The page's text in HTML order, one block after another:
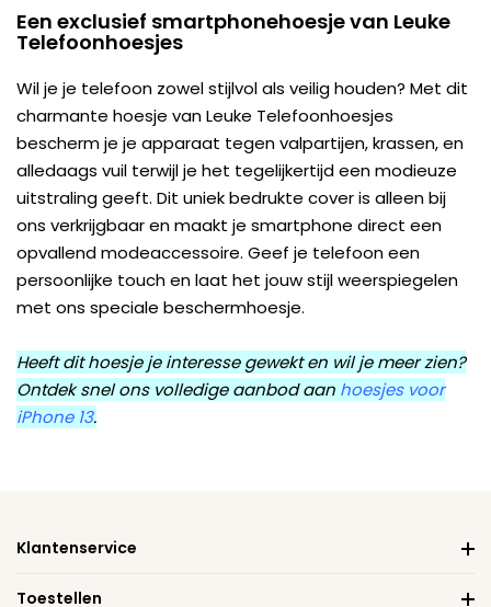
Een exclusief smartphonehoesje van Leuke
Telefoonhoesjes
Wil je je telefoon zowel stijlvol als veilig houden? Met dit
charmante hoesje van Leuke Telefoonhoesjes
bescherm je je apparaat tegen valpartijen, krassen, en
alledaags vuil terwijl je het tegelijkertijd een modieuze
uitstraling geeft. Dit uniek bedrukte cover is alleen bij
ons verkrijgbaar en maakt je smartphone direct een
opvallend modeaccessoire. Geef je telefoon een
persoonlijke touch en laat het jouw stijl weerspiegelen
met ons speciale beschermhoesje.
Heeft dit hoesje je interesse gewekt en wil je meer zien?
Ontdek snel ons volledige aanbod aan hoesjes voor
iPhone 13.
Klantenservice
Toestellen